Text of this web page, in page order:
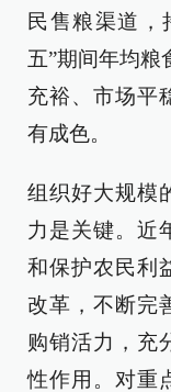
民售粮渠道，
五”期间年均粮
充裕、市场平
有成色。
组织好大规模
力是关键。近
和保护农民利
改革，不断完
购销活力，充
性作用。对重